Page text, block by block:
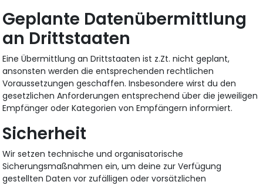
Geplante Datenübermittlung
an Drittstaaten
Eine Übermittlung an Drittstaaten ist z.Zt. nicht geplant,
ansonsten werden die entsprechenden rechtlichen
Voraussetzungen geschaffen. Insbesondere wirst du den
gesetzlichen Anforderungen entsprechend über die jeweiligen
Empfänger oder Kategorien von Empfängern informiert.
Sicherheit
Wir setzen technische und organisatorische
Sicherungsmaßnahmen ein, um deine zur Verfügung
gestellten Daten vor zufälligen oder vorsätzlichen